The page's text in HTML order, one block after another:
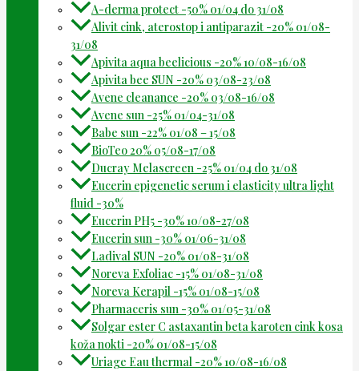
A-derma protect -50% 01/04 do 31/08
Alivit cink, aterostop i antiparazit -20% 01/08-
31/08
Apivita aqua beelicious -20% 10/08-16/08
Apivita bee SUN -20% 03/08-23/08
Avene cleanance -20% 03/08-16/08
Avene sun -25% 01/04-31/08
Babe sun -22% 01/08 – 15/08
BioTeo 20% 05/08-17/08
Ducray Melascreen -25% 01/04 do 31/08
Eucerin epigenetic serum i elasticity ultra light
fluid -30%
Eucerin PH5 -30% 10/08-27/08
Eucerin sun -30% 01/06-31/08
Ladival SUN -20% 01/08-31/08
Noreva Exfoliac -15% 01/08-31/08
Noreva Kerapil -15% 01/08-15/08
Pharmaceris sun -30% 01/05-31/08
Solgar ester C astaxantin beta karoten cink kosa
koža nokti -20% 01/08-15/08
Uriage Eau thermal -20% 10/08-16/08